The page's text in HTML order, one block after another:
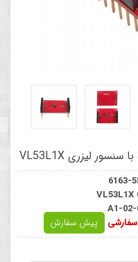
6163-
VL53L1X
A1-
پیش سفارش